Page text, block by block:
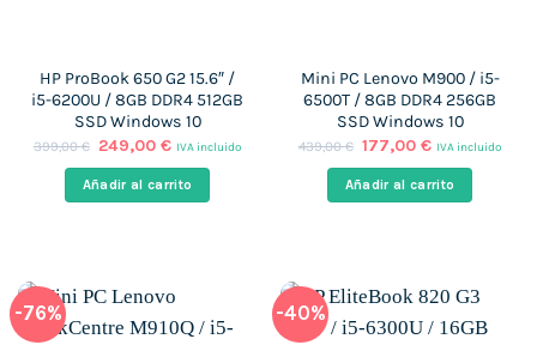
HP ProBook 650 G2 15.6″ /
i5-6200U / 8GB DDR4 512GB
SSD Windows 10
399,00€ El
original
era:
249,00€El
actual
es:
IVA incluido
Añadir al carrito
Mini PC Lenovo M900 / i5-
6500T / 8GB DDR4 256GB
SSD Windows 10
439,00€ El
original
era:
177,00€El
actual
es:
IVA incluido
Añadir al carrito
-76% -40%